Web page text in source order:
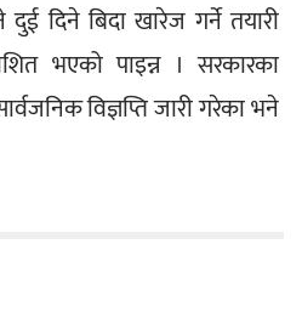
दिने बिदा खारेज गर्ने तयारी
भएको पाइन्न । सरकारका
विज्ञप्ति जारी गरेका भने